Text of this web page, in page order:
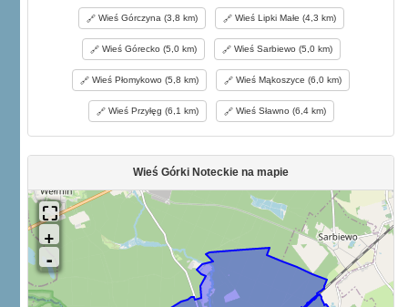
Wieś Górczyna (3,8 km) Wieś Lipki Małe (4,3 km)
Wieś Górecko (5,0 km) Wieś Sarbiewo (5,0 km)
Wieś Płomykowo (5,8 km) Wieś Mąkoszyce (6,0 km)
Wieś Przyłęg (6,1 km) Wieś Sławno (6,4 km)
Wieś Górki Noteckie na mapie